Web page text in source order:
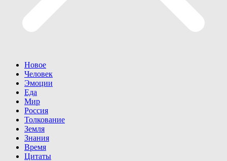
Новое
Человек
Эмоции
Еда
Мир
Россия
Толкование
Земля
Знания
Время
Цитаты